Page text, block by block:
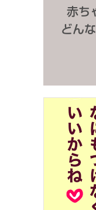
赤ち
どん